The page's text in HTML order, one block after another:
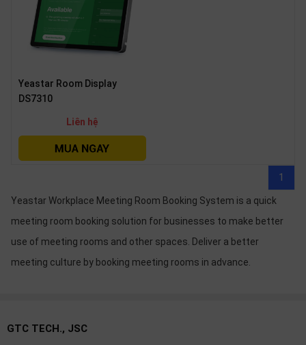
Yeastar Room Display
DS7310
Liên hệ
1
Yeastar Workplace Meeting Room Booking System is a quick
meeting room booking solution for businesses to make better
use of meeting rooms and other spaces. Deliver a better
meeting culture by booking meeting rooms in advance.
GTC TECH., JSC
Solution
Service
Contact
LANGUAGE
việt
English